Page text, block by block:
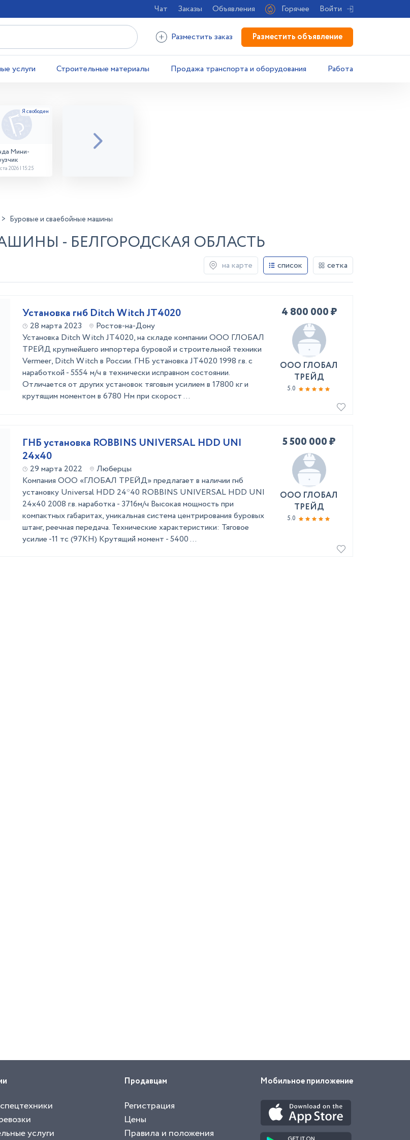
Чат Заказы Объявления Горячее Войти
Разместить заказ Разместить объявление
услуги Строительные материалы Продажа транспорта и оборудования Работа
Мини-
2026 | 15:25
Буровые и сваебойные машины
- БЕЛГОРОДСКАЯ ОБЛАСТЬ
на карте список сетка
Установка гнб Ditch Witch JT4020
28 марта 2023
Ростов-на-Дону
Установка Ditch Witch JT4020, на складе компании ООО ГЛОБАЛ
ТРЕЙД крупнейшего импортера буровой и строительной техники
Vermeer, Ditch Witch в России. ГНБ установка JT4020 1998 г.в. с
наработкой - 5554 м/ч в технически исправном состоянии.
Отличается от других установок тяговым усилием в 17800 кг и
крутящим моментом в 6780 Нм при скорост ...
4 800 000 ₽
ООО ГЛОБАЛ
ТРЕЙД
5.0
ГНБ установка ROBBINS UNIVERSAL HDD UNI
24x40
29 марта 2022
Люберцы
Компания ООО «ГЛОБАЛ ТРЕЙД» предлагает в наличии гнб
установку Universal HDD 24*40 ROBBINS UNIVERSAL HDD UNI
24x40 2008 г.в. наработка - 3716м/ч Высокая мощность при
компактных габаритах, уникальная система центрирования буровых
штанг, реечная передача. Технические характеристики: Тяговое
усилие -11 тс (97КН) Крутящий момент - 5400 ...
5 500 000 ₽
ООО ГЛОБАЛ
ТРЕЙД
5.0
услуги
Продавцам
Регистрация
Цены
Правила и положения
Мобильное приложение